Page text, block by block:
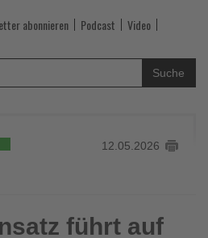
abonnieren Podcast
Video
Suche
12.05.2026
kaum zu Stornierungen
führt auf